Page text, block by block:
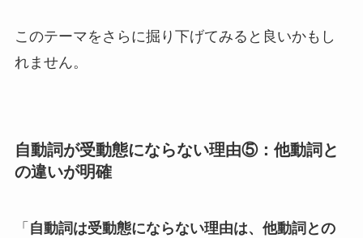
このテーマをさらに掘り下げてみると良いかもし
れません。
自動詞が受動態にならない理由⑤：他動詞と
の違いが明確
「 自動詞は受動態にならない理由は、他動詞との